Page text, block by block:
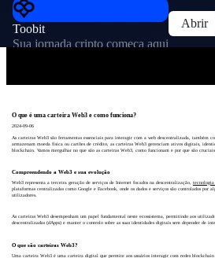
Toobit
Sua jornada cripto começa aqui
Abrir
O que é uma carteira Web3 e como funciona?
2024-09-06
As carteiras Web3 são ferramentas essenciais para interagir com a web descentralizada, também
armazenam moeda física ou cartões de crédito, as carteiras Web3 gerenciam ativos digitais,
blockchain. Vamos mergulhar no que são as carteiras Web3, como funcionam e por que são
Compreendendo a Web3 e sua evolução
Web3 representa a terceira geração de serviços de Internet focados na descentralização, tecnologia
plataformas centralizadas como Google e Facebook, onde os dados e serviços são controlados por
utilizadores.
As carteiras Web3 desempenham um papel fundamental neste ecossistema, permitindo aos
descentralizadas (dApps) e manter o controlo sobre as suas identidades digitais sem depender de
O que são carteiras Web3?
Uma carteira Web3 é uma carteira digital que permite aos usuários interagir com redes